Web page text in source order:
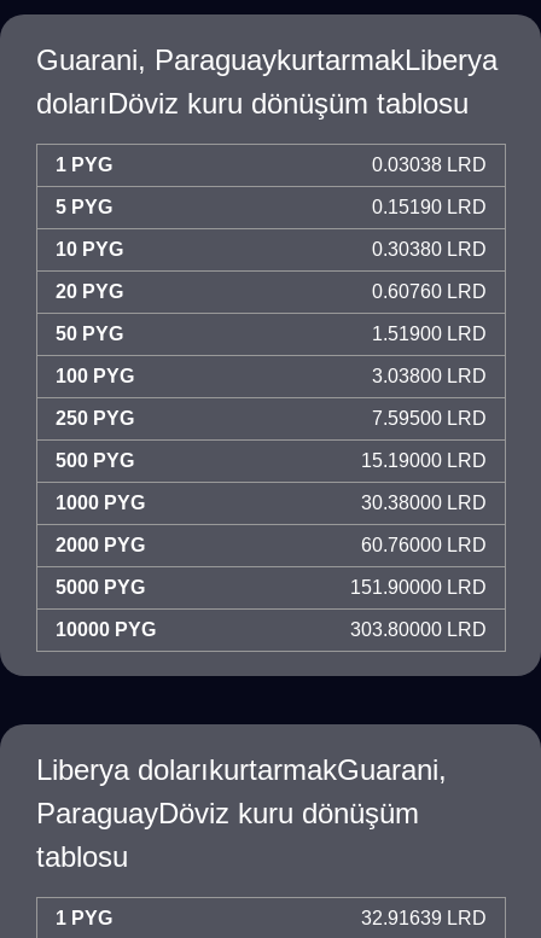
Guarani, ParaguaykurtarmakLiberya
dolarıDöviz kuru dönüşüm tablosu
1 PYG 0.03038 LRD
5 PYG 0.15190 LRD
10 PYG 0.30380 LRD
20 PYG 0.60760 LRD
50 PYG 1.51900 LRD
100 PYG 3.03800 LRD
250 PYG 7.59500 LRD
500 PYG 15.19000 LRD
1000 PYG 30.38000 LRD
2000 PYG 60.76000 LRD
5000 PYG 151.90000 LRD
10000 PYG 303.80000 LRD
Liberya dolarıkurtarmakGuarani,
ParaguayDöviz kuru dönüşüm
tablosu
1 PYG 32.91639 LRD